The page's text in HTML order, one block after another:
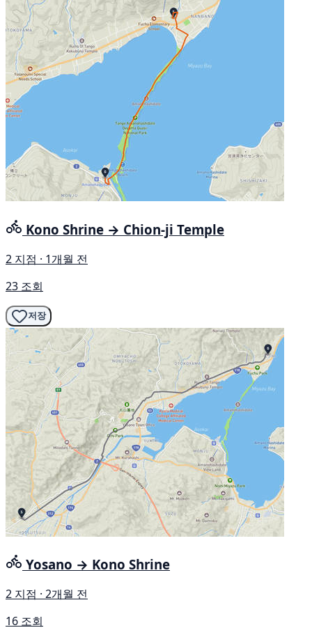
Kono Shrine → Chion-ji Temple
2 지점 · 1개월 전
23 조회
저장
Yosano → Kono Shrine
2 지점 · 2개월 전
16 조회